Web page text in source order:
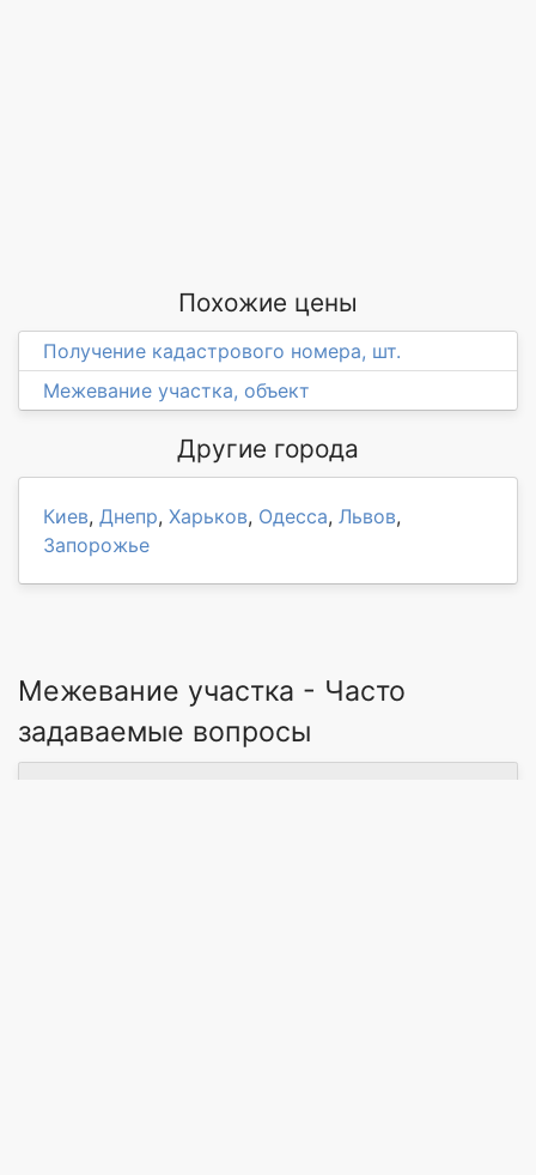
Похожие цены
Получение кадастрового номера, шт.
Межевание участка, объект
Другие города
Киев, Днепр, Харьков, Одесса, Львов,
Запорожье
Межевание участка - Часто
задаваемые вопросы